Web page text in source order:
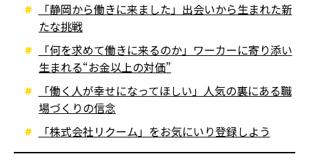
「静岡から働きに来ました」出会いから生まれた新
たな挑戦
「何を求めて働きに来るのか」ワーカーに寄り添い
生まれる“お金以上の対価”
「働く人が幸せになってほしい」人気の裏にある職
場づくりの信念
「株式会社リクーム」をお気にいり登録しよう